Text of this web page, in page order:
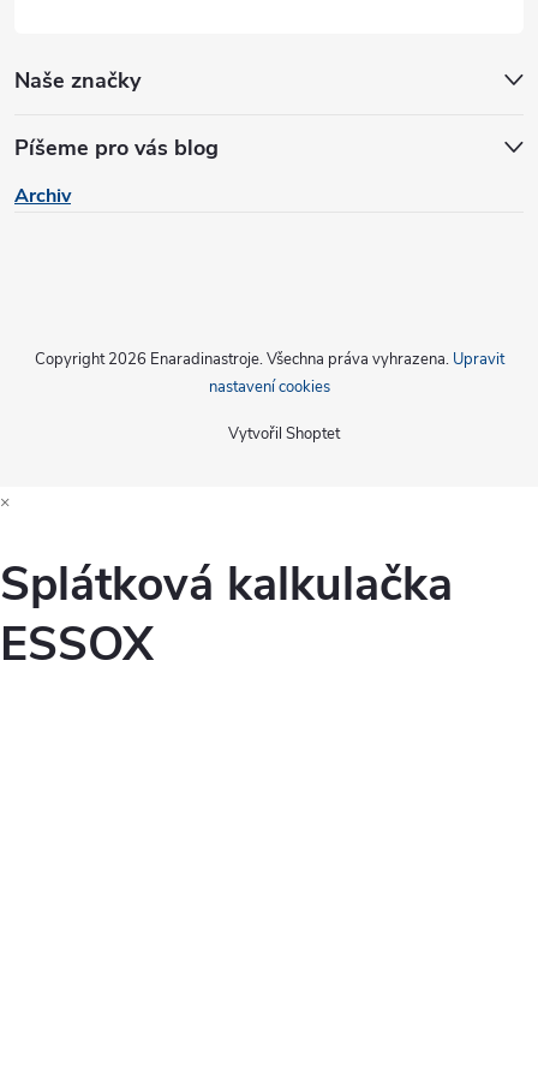
Naše značky
Píšeme pro vás blog
Archiv
Vytvořil Shoptet
Copyright 2026 Enaradinastroje. Všechna práva vyhrazena. Upravit
nastavení cookies
×
Splátková kalkulačka
ESSOX